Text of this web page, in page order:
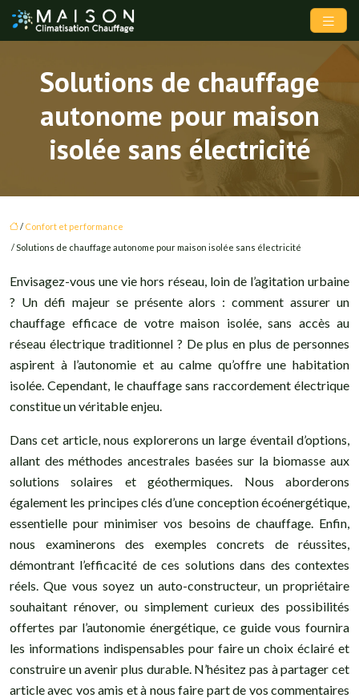
Solutions de chauffage
autonome pour maison
isolée sans électricité
/ Confort et performance
/ Solutions de chauffage autonome pour maison isolée sans électricité
Envisagez-vous une vie hors réseau, loin de l’agitation urbaine
? Un défi majeur se présente alors : comment assurer un
chauffage efficace de votre maison isolée, sans accès au
réseau électrique traditionnel ? De plus en plus de personnes
aspirent à l’autonomie et au calme qu’offre une habitation
isolée. Cependant, le chauffage sans raccordement électrique
constitue un véritable enjeu.
Dans cet article, nous explorerons un large éventail d’options,
allant des méthodes ancestrales basées sur la biomasse aux
solutions solaires et géothermiques. Nous aborderons
également les principes clés d’une conception écoénergétique,
essentielle pour minimiser vos besoins de chauffage. Enfin,
nous examinerons des exemples concrets de réussites,
démontrant l’efficacité de ces solutions dans des contextes
réels. Que vous soyez un auto-constructeur, un propriétaire
souhaitant rénover, ou simplement curieux des possibilités
offertes par l’autonomie énergétique, ce guide vous fournira
les informations indispensables pour faire un choix éclairé et
construire un avenir plus durable. N’hésitez pas à partager cet
article avec vos amis et à nous faire part de vos commentaires